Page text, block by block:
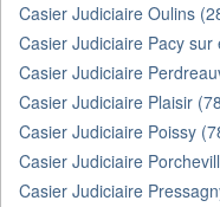
Casier Judiciaire Oulins
Casier Judiciaire Pacy sur
Casier Judiciaire
Casier Judiciaire Plaisir
Casier Judiciaire Poissy
Casier Judiciaire
Casier Judiciaire